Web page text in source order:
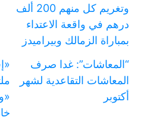
وتغريم كل منهم 200 ألف
درهم في واقعة الاعتداء
بمباراة الزمالك وبيراميدز
“المعاشات”: غدا صرف
المعاشات التقاعدية لشهر
أكتوبر